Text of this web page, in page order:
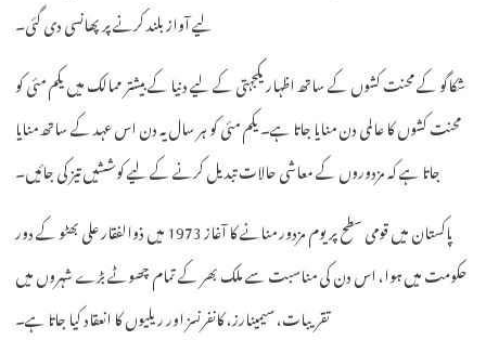
لیے آواز بلند کرنے پر پھانسی دی گئی۔
شکاگو کے محنت کشوں کے ساتھ اظہار یکجہتی کے لیے دنیا کے بیشتر ممالک میں یکم مئی کو
محنت کشوں کا عالمی دن منایا جاتا ہے۔ یکم مئی کو ہر سال یہ دن اس عہد کے ساتھ منایا
جاتا ہے کہ مزدوروں کے معاشی حالات تبدیل کرنے کے لیے کوششیں تیز کی جائیں۔
پاکستان میں قومی سطح پر یوم مزدور منانے کا آغاز 1973 میں ذوالفقار علی بھٹو کے دور
حکومت میں ہوا، اس دن کی مناسبت سے ملک بھر کے تمام چھوٹے بڑے شہروں میں
تقریبات، سیمینارز، کانفرنسز اور ریلیوں کا انعقاد کیا جاتا ہے۔